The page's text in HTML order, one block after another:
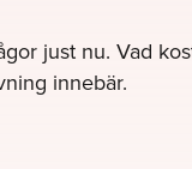
just nu. Vad
innebär.